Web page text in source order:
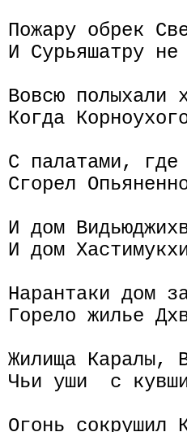
Пожару обрек
И Сурьяшатру
Вовсю полыхали
Когда
С палатами, где
Сгорел
И дом
И дом
Нарантаки дом
Горело жилье
Жилища Каралы,
Чьи уши  с
Огонь сокрушил